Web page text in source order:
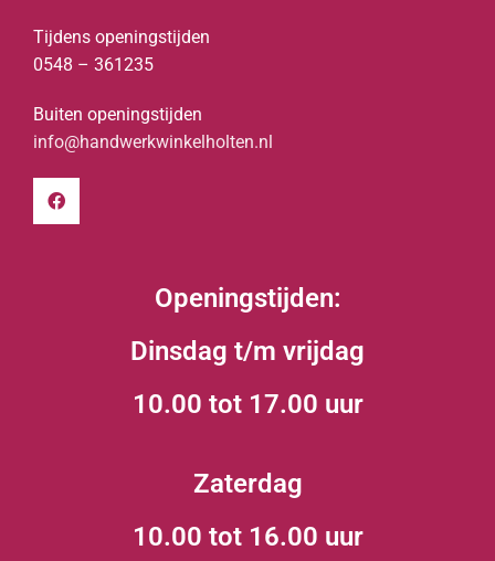
Tijdens openingstijden
0548 – 361235
Buiten openingstijden
info@handwerkwinkelholten.nl
Openingstijden:
Dinsdag t/m vrijdag
10.00 tot 17.00 uur
Zaterdag
10.00 tot 16.00 uur